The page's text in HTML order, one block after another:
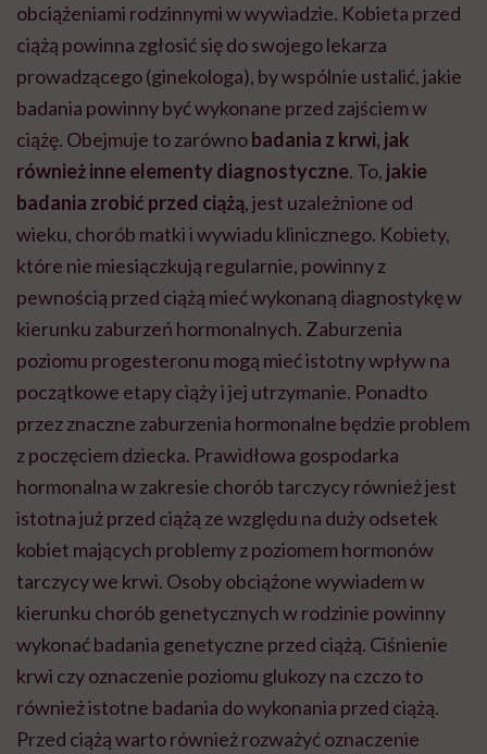
obciążeniami rodzinnymi w wywiadzie. Kobieta przed
ciążą powinna zgłosić się do swojego lekarza
prowadzącego (ginekologa), by wspólnie ustalić, jakie
badania powinny być wykonane przed zajściem w
ciążę. Obejmuje to zarównobadania z krwi, jak
również inne elementy diagnostyczne. To, jakie
badania zrobić przed ciążą, jest uzależnione od
wieku, chorób matki i wywiadu klinicznego. Kobiety,
które nie miesiączkują regularnie, powinny z
pewnością przed ciążą mieć wykonaną diagnostykę w
kierunku zaburzeń hormonalnych. Zaburzenia
poziomu progesteronu mogą mieć istotny wpływ na
początkowe etapy ciąży i jej utrzymanie. Ponadto
przez znaczne zaburzenia hormonalne będzie problem
z poczęciem dziecka. Prawidłowa gospodarka
hormonalna w zakresie chorób tarczycy również jest
istotna już przed ciążą ze względu na duży odsetek
kobiet mających problemy z poziomem hormonów
tarczycy we krwi. Osoby obciążone wywiadem w
kierunku chorób genetycznych w rodzinie powinny
wykonać badania genetyczne przed ciążą. Ciśnienie
krwi czy oznaczenie poziomu glukozy na czczo to
również istotne badania do wykonania przed ciążą.
Przed ciążą warto również rozważyć oznaczenie